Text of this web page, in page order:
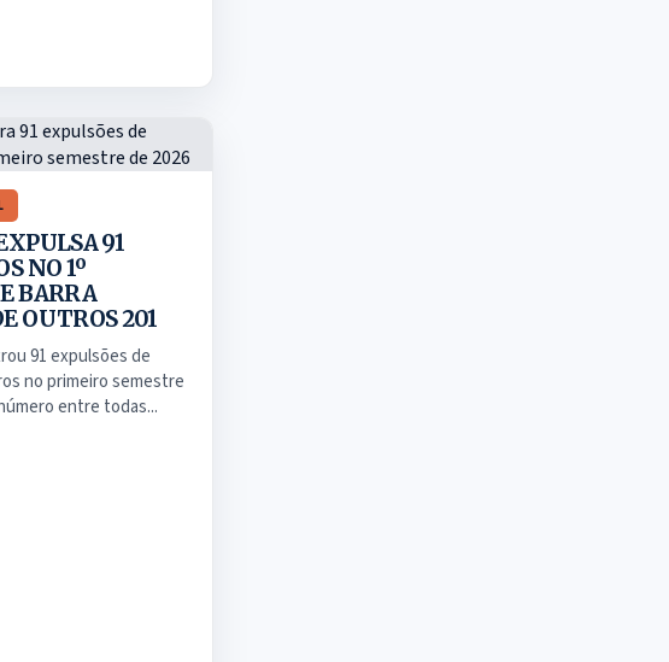
91
NO 1º
BARRA
OUTROS 201
91 expulsões de
no primeiro semestre
entre todas...